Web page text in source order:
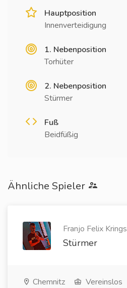
Hauptposition
Innenverteidigung
1. Nebenposition
Torhüter
2. Nebenposition
Stürmer
Fuß
Beidfüßig
Ähnliche Spieler
Franjo Felix
Stürmer
Chemnitz Vereinslos